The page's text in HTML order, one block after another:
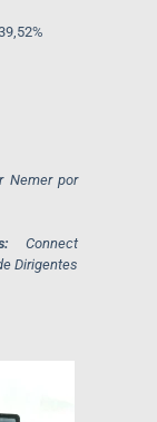
Nemer por
Connect
Dirigentes